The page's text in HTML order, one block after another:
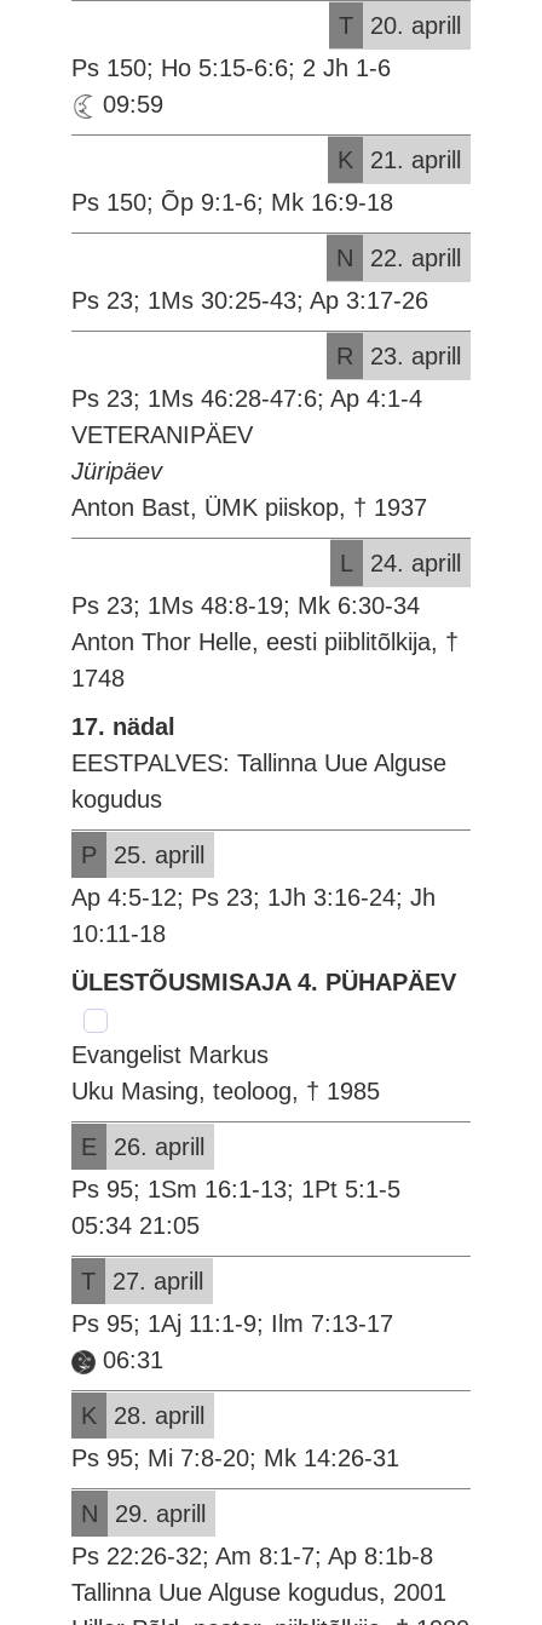
T
20. aprill
Ps 150; Ho 5:15-6:6; 2 Jh 1-6
09:59
K
21. aprill
Ps 150; Õp 9:1-6; Mk 16:9-18
N
22. aprill
Ps 23; 1Ms 30:25-43; Ap 3:17-26
R
23. aprill
Ps 23; 1Ms 46:28-47:6; Ap 4:1-4
VETERANIPÄEV
Jüripäev
Anton Bast, ÜMK piiskop, † 1937
L
24. aprill
Ps 23; 1Ms 48:8-19; Mk 6:30-34
Anton Thor Helle, eesti piiblitõlkija, †
1748
17. nädal
EESTPALVES: Tallinna Uue Alguse
kogudus
P
25. aprill
Ap 4:5-12; Ps 23; 1Jh 3:16-24; Jh
10:11-18
ÜLESTÕUSMISAJA 4. PÜHAPÄEV
Evangelist Markus
Uku Masing, teoloog, † 1985
E
26. aprill
Ps 95; 1Sm 16:1-13; 1Pt 5:1-5
05:34 21:05
T
27. aprill
Ps 95; 1Aj 11:1-9; Ilm 7:13-17
06:31
K
28. aprill
Ps 95; Mi 7:8-20; Mk 14:26-31
N
29. aprill
Ps 22:26-32; Am 8:1-7; Ap 8:1b-8
Tallinna Uue Alguse kogudus, 2001